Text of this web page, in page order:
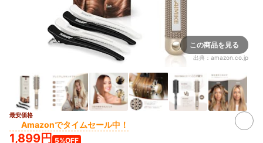
この商品を見る
出典： amazon.co.jp
最安価格
Amazonでタイムセール中！
1,899円 5%OFF